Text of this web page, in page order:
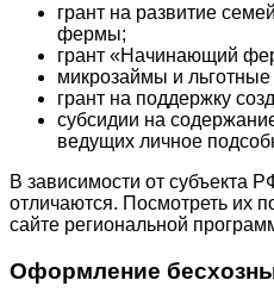
грант на развитие
фермы;
грант «Начинающий
микрозаймы и льготные
грант на поддержку
субсидии на
ведущих личное
В зависимости от субъекта
отличаются. Посмотреть их
сайте региональной
Оформление